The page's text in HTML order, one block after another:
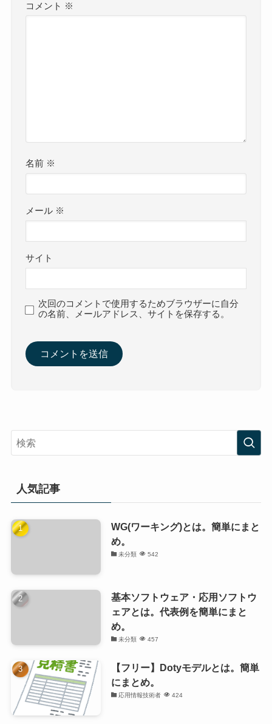
コメント ※
名前 ※
メール ※
サイト
次回のコメントで使用するためブラウザーに自分
の名前、メールアドレス、サイトを保存する。
人気記事
WG(ワーキング)とは。簡単にまと
め。
未分類 542
基本ソフトウェア・応用ソフトウ
ェアとは。代表例を簡単にまと
め。
未分類 457
【フリー】Dotyモデルとは。簡単
にまとめ。
応用情報技術者 424